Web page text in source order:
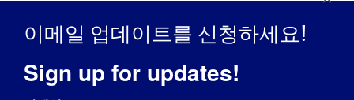
LGMD 환자에게 서비스를 제공하는 NMD 클
람들이 알았으면 하는 것은 무엇인가요?
이메일 업데이트를 신청하세요!
Sign up for updates!